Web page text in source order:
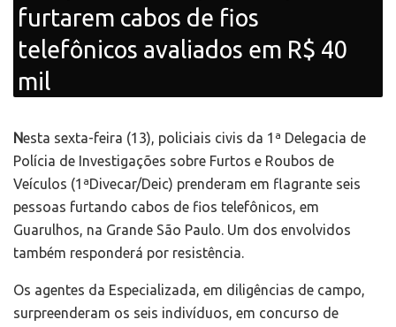
furtarem cabos de fios
telefônicos avaliados em R$ 40
mil
Nesta sexta-feira (13), policiais civis da 1ª Delegacia de
Polícia de Investigações sobre Furtos e Roubos de
Veículos (1ªDivecar/Deic) prenderam em flagrante seis
pessoas furtando cabos de fios telefônicos, em
Guarulhos, na Grande São Paulo. Um dos envolvidos
também responderá por resistência.
Os agentes da Especializada, em diligências de campo,
surpreenderam os seis indivíduos, em concurso de